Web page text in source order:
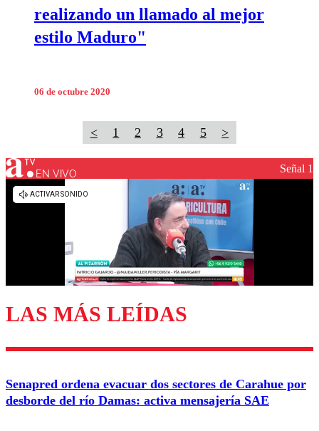
realizando un llamado al mejor
estilo Maduro"
06 de octubre 2020
< 1 2 3 4 5 >
EN VIVO Señal 1
LAS MÁS LEÍDAS
Senapred ordena evacuar dos sectores de Carahue por
desborde del río Damas: activa mensajería SAE